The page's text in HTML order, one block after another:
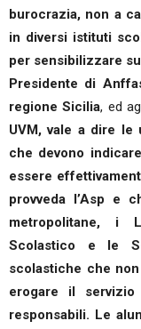
burocrazia, non a
in diversi istituti
per sensibilizzare
Presidente di
regione Sicilia, ed
UVM, vale a dire le
che devono
essere
provveda l’Asp e
metropolitane, i
Scolastico e le
scolastiche che
erogare il
responsabili. Le